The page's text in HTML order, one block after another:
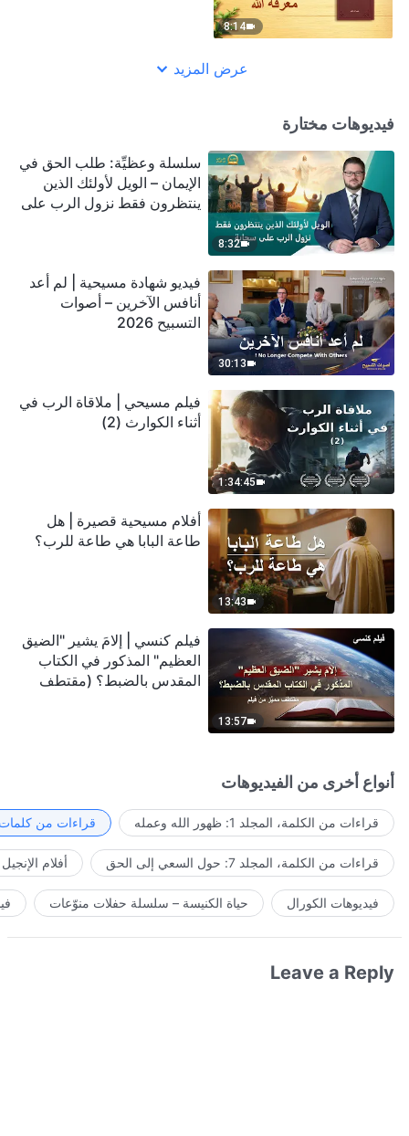
8:14
عرض المزيد
فيديوهات مختارة
8:32
سلسلة وعظيِّة: طلب الحق في
الإيمان – الويل لأولئك الذين
ينتظرون فقط نزول الرب على
30:13
فيديو شهادة مسيحية | لم أعد
أنافس الآخرين – أصوات
التسبيح 2026
1:34:45
فيلم مسيحي | ملاقاة الرب في
أثناء الكوارث (2)
13:43
أفلام مسيحية قصيرة | هل
طاعة البابا هي طاعة للرب؟
13:57
فيلم كنسي | إلامَ يشير "الضيق
العظيم" المذكور في الكتاب
المقدس بالضبط؟ (مقتطف
أنواع أخرى من الفيديوهات
قراءات من الكلمة، المجلد 1: ظهور الله وعمله قراءات من كلمات
قراءات من الكلمة، المجلد 7: حول السعي إلى الحق أفلام الإنجيل
فيديوهات الكورال حياة الكنيسة – سلسلة حفلات منوّعات
Leave a Reply